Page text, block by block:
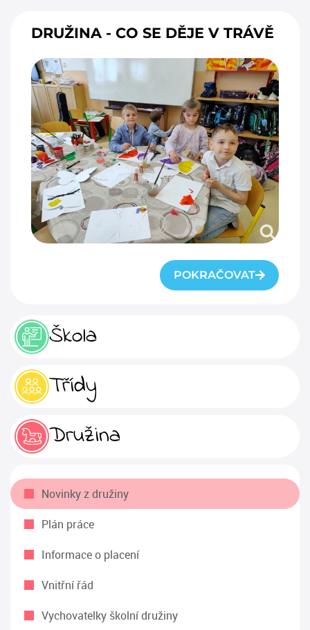
Škola
Třídy
Družina
Novinky z družiny
Plán práce
Informace o placení
Vnitřní řád
Vychovatelky školní družiny
DRUŽINA - CO SE DĚJE V TRÁVĚ
POKRAČOVAT